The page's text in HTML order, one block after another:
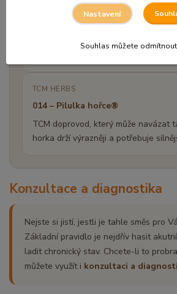
BYLINKY OD HANKY
Červená perla
Jemný sirupový doprovod pro chvíle,
TCM HERBS
014 – Pilulka hořce®
TCM doprovod, který může navázat
horka drží výrazněji a potřebuje
Konzultace a diagnostika
Nejste si jistí, jestli je tahle směs pro
Základní pravidlo je nejdřív hasit
ladit chronický stav. Chcete-li to
můžete využít i konzultaci a
Nastavení
Souhlas můžete odmítnout